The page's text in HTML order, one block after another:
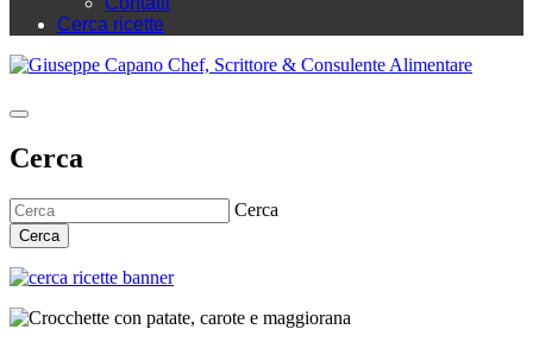
Cerca ricette
Cerca
Cerca
Cerca